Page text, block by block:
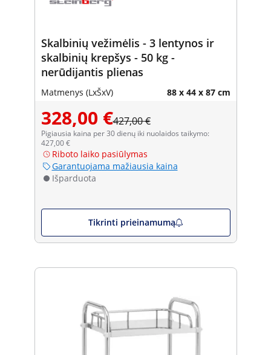
Skalbinių vežimėlis - 3 lentynos ir
skalbinių krepšys - 50 kg -
nerūdijantis plienas
Matmenys (LxŠxV) 88 x 44 x 87 cm
328,00 €427,00 €
Pigiausia kaina per 30 dienų iki nuolaidos taikymo:
427,00 €
Riboto laiko pasiūlymas
Garantuojama mažiausia kaina
Išparduota
Tikrinti prieinamumą